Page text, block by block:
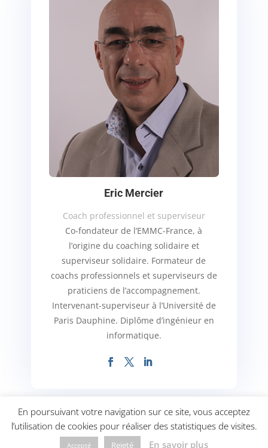
Eric Mercier
Coach professionnel et superviseur
Co-fondateur de l’EMMC-France, à
l’origine du coaching solidaire et
superviseur solidaire. Formateur de
coachs professionnels et superviseurs de
praticiens de l’accompagnement.
Intervenant-superviseur à l’Université de
Paris Dauphine. Diplôme d’ingénieur en
informatique.
© 2019-2025 Hopexperts •
Politique de
En poursuivant votre navigation sur ce site, vous acceptez
l’utilisation de cookies pour réaliser des statistiques de visites.
Accepté Rejeté En savoir plus